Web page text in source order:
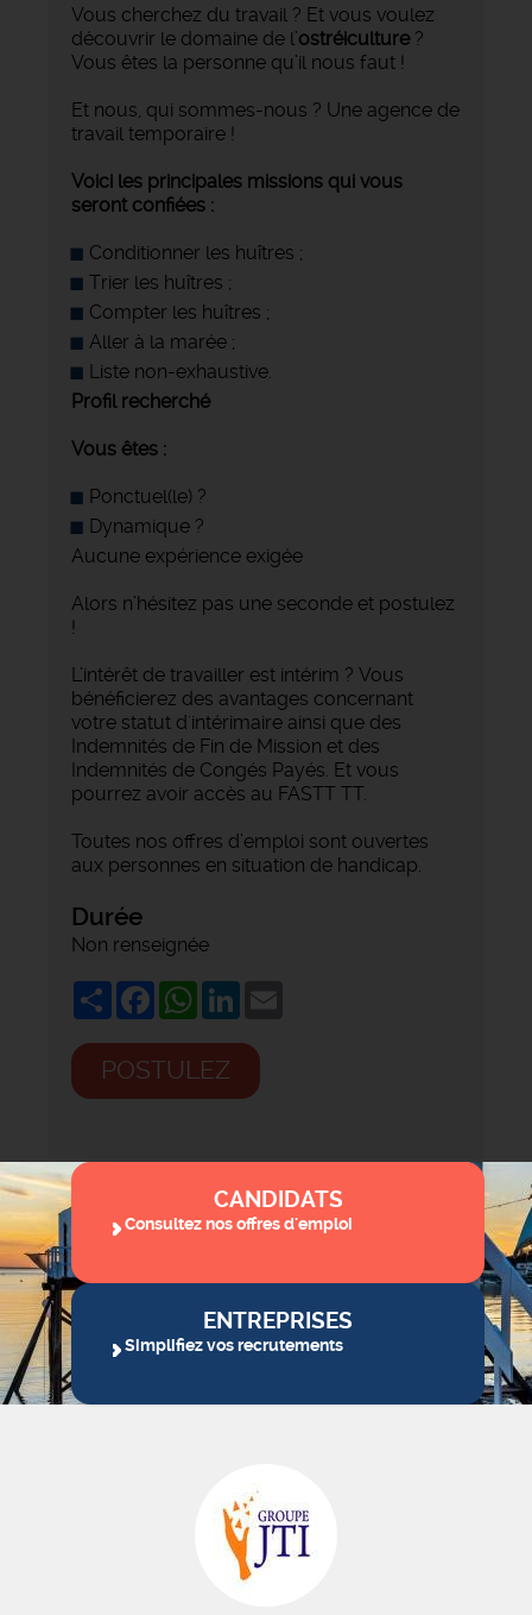
Vous cherchez du travail ? Et vous voulez
découvrir le domaine de l’ostréiculture?
Vous êtes la personne qu’il nous faut !
Et nous, qui sommes-nous ? Une agence de
travail temporaire !
Voici les principales missions qui vous
seront confiées :
Conditionner les huîtres ;
Trier les huîtres ;
Compter les huîtres ;
Aller à la marée ;
Liste non-exhaustive.
Profil recherché
Vous êtes :
Ponctuel(le) ?
Dynamique ?
Aucune expérience exigée
Alors n’hésitez pas une seconde et postulez
!
L’intérêt de travailler est intérim ? Vous
bénéficierez des avantages concernant
votre statut d'intérimaire ainsi que des
Indemnités de Fin de Mission et des
Indemnités de Congés Payés. Et vous
pourrez avoir accès au FASTT TT.
Toutes nos offres d’emploi sont ouvertes
aux personnes en situation de handicap.
Durée
Non renseignée
ShareFacebookWhatsApp
LinkedIn
POSTULEZ
CANDIDATS
Consultez nos offres d'emploi
ENTREPRISES
Simplifiez vos recrutements